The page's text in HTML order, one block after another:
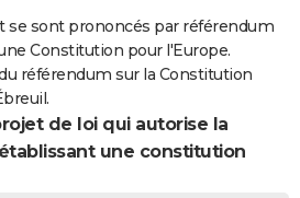
se sont prononcés par référendum
Constitution pour l'Europe.
référendum sur la Constitution
de loi qui autorise la
une constitution